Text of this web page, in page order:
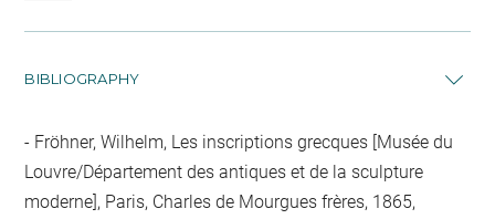
BIBLIOGRAPHY
Fröhner, Wilhelm, Les inscriptions grecques [Musée du
Louvre/Département des antiques et de la sculpture
moderne], Paris, Charles de Mourgues frères, 1865,